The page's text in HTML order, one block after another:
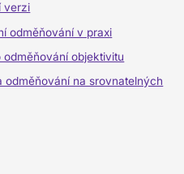
verzi
odměňování v praxi
odměňování objektivitu
odměňování na srovnatelných